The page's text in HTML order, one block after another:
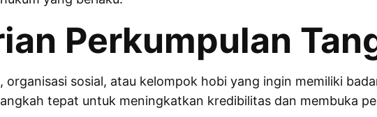
Perkumpulan
organisasi sosial, atau kelompok hobi yang ingin memiliki
tepat untuk meningkatkan kredibilitas dan membuka